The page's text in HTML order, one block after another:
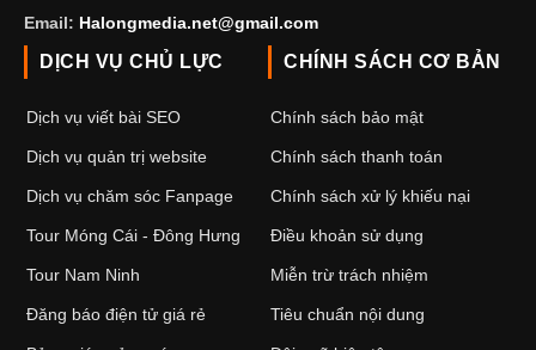
Email: Halongmedia.net@gmail.com
DỊCH VỤ CHỦ LỰC
Dịch vụ viết bài SEO
Dịch vụ quản trị website
Dịch vụ chăm sóc Fanpage
Tour Móng Cái - Đông Hưng
Tour Nam Ninh
Đăng báo điện tử giá rẻ
CHÍNH SÁCH CƠ BẢN
Chính sách bảo mật
Chính sách thanh toán
Chính sách xử lý khiếu nại
Điều khoản sử dụng
Miễn trừ trách nhiệm
Tiêu chuẩn nội dung